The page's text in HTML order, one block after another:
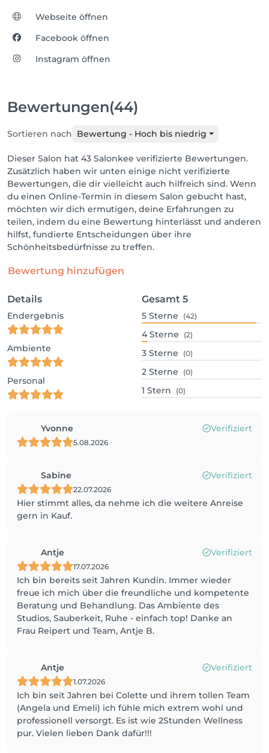
Webseite öffnen
Facebook öffnen
Instagram öffnen
Bewertungen(44)
Sortieren nach Bewertung - Hoch bis niedrig
Dieser Salon hat 43 Salonkee verifizierte Bewertungen.
Zusätzlich haben wir unten einige nicht verifizierte
Bewertungen, die dir vielleicht auch hilfreich sind. Wenn
du einen Online-Termin in diesem Salon gebucht hast,
möchten wir dich ermutigen, deine Erfahrungen zu
teilen, indem du eine Bewertung hinterlässt und anderen
hilfst, fundierte Entscheidungen über ihre
Schönheitsbedürfnisse zu treffen.
Bewertung hinzufügen
Details
Endergebnis
Ambiente
Personal
Gesamt 5
5 Sterne (42)
4 Sterne (2)
3 Sterne (0)
2 Sterne (0)
1 Stern (0)
Yvonne Verifiziert
5.08.2026
Sabine Verifiziert
22.07.2026
Hier stimmt alles, da nehme ich die weitere Anreise
gern in Kauf.
Antje Verifiziert
17.07.2026
Ich bin bereits seit Jahren Kundin. Immer wieder
freue ich mich über die freundliche und kompetente
Beratung und Behandlung. Das Ambiente des
Studios, Sauberkeit, Ruhe - einfach top! Danke an
Frau Reipert und Team, Antje B.
Antje Verifiziert
1.07.2026
Ich bin seit Jahren bei Colette und ihrem tollen Team
(Angela und Emeli) ich fühle mich extrem wohl und
professionell versorgt. Es ist wie 2Stunden Wellness
pur. Vielen lieben Dank dafür!!!